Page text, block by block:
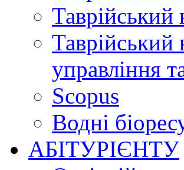
Таврійський
Таврійський
управління
Scopus
Водні
АБІТУРІЄНТУ